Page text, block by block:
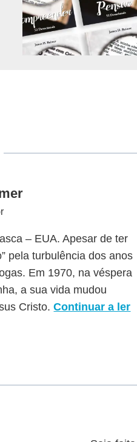
– EUA. Apesar de ter
pela turbulência dos anos
Em 1970, na véspera
a sua vida mudou
Cristo.Continuar a ler